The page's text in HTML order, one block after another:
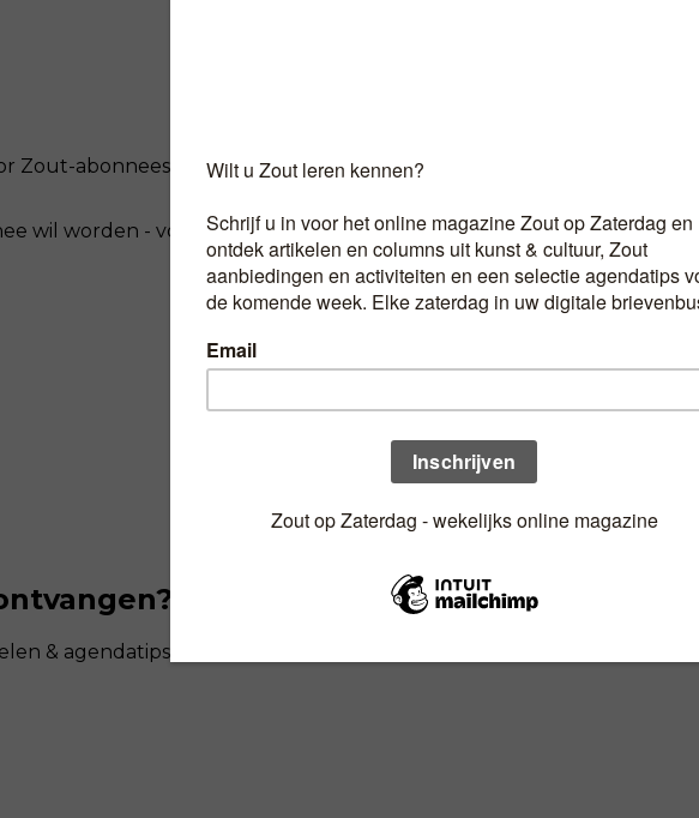
Zout-abonnees.
wil worden - voor 6,60 euro per maand ontvangt u het kunst- en
& agendatips in uw mailbox